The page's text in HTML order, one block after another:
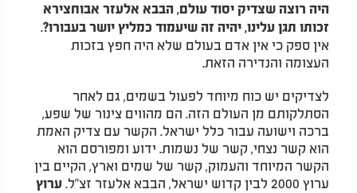
היה רוצה שצדיק יסוד עולם, הבבא אלעזר אבוחצירא
זכותו תגן עלינו, יהיה זה שיעמוד כמליץ יושר בעבורו?
.
אין ספק כי אין אדם בעולם שלא היה חפץ בזכות
העצומה והנדירה הזאת.
לצדיקים יש כוח מיוחד לפעול בשמים, גם לאחר
הסתלקותם מן העולם הזה. הם מהווים צינור של שפע,
ברכה וישועה עבור כלל ישראל. הקשר עם צדיק האמת
הוא קשר נצחי, קשר של נשמות. ידוע ומפורסם הוא
הקשר המיוחד והעמוק, קשר של שמים וארץ, הקיים בין
ערוץ 2000 לבין קדוש ישראל, הבבא אלעזר זצ"ל.
ערוץ